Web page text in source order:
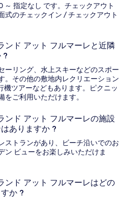
～ 指定なし です。チェックアウト
式のチェックイン / チェックアウト
ンド アット フルマーレと近隣
?
ーリング、水上スキーなどのスポー
。その他の敷地内レクリエーション
機ツアーなどもあります。ピクニッ
ご利用いただけます。
ンド アット フルマーレの施設
ありますか ?
ストランがあり、ビーチ沿いでのお
ン ビューをお楽しみいただけま
ンド アット フルマーレはどの
か ?